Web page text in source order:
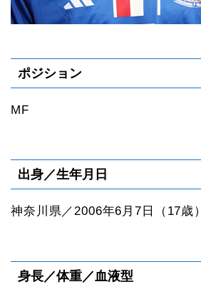
ポジション
MF
出身／生年月日
神奈川県／2006年6月7日（17歳）
身長／体重／血液型